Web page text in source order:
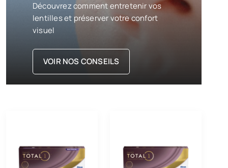
Découvrez comment entretenir vos
lentilles et préserver votre confort
visuel
VOIR NOS CONSEILS